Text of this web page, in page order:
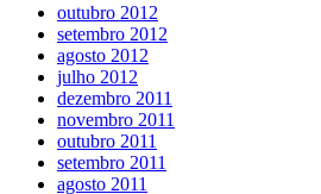
outubro 2012
setembro 2012
agosto 2012
julho 2012
dezembro 2011
novembro 2011
outubro 2011
setembro 2011
agosto 2011